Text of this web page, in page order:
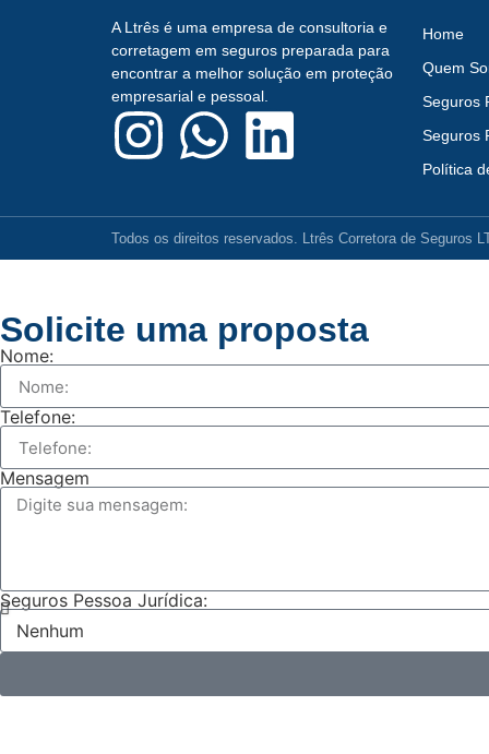
A Ltrês é uma empresa de consultoria e
corretagem em seguros preparada para
encontrar a melhor solução em proteção
empresarial e pessoal.
Home
Quem
Seguros
Seguros
Política
Todos os direitos reservados. Ltrês Corretora de Seguros
Solicite uma proposta
Nome:
Telefone:
Mensagem
Seguros Pessoa Jurídica: